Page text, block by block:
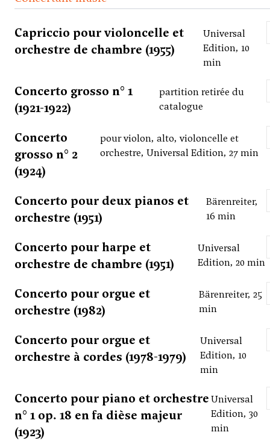
Capriccio pour violoncelle et
orchestre de chambre (1955)
Universal
Edition, 10
min
Concerto grosso n° 1
(1921-1922)
partition retirée du
catalogue
Concerto
grosso n° 2
(1924)
pour violon, alto, violoncelle et
orchestre, Universal Edition, 27 min
Concerto pour deux pianos et
orchestre (1951)
Bärenreiter,
16 min
Concerto pour harpe et
orchestre de chambre (1951)
Universal
Edition, 20 min
Concerto pour orgue et
orchestre (1982)
Bärenreiter, 25
min
Concerto pour orgue et
orchestre à cordes (1978-1979)
Universal
Edition, 10
min
Concerto pour piano et orchestre
n° 1 op. 18 en fa dièse majeur
(1923)
Universal
Edition, 30
min